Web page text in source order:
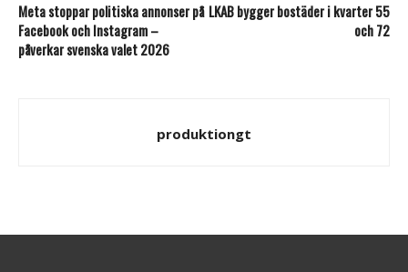
Meta stoppar politiska annonser på
Facebook och Instagram –
påverkar svenska valet 2026
LKAB bygger bostäder i kvarter 55
och 72
produktiongt